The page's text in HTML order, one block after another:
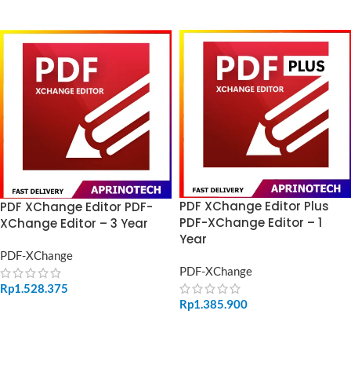
PDF XChange Editor PDF-
XChange Editor – 3 Year
PDF-XChange
Rp1.528.375
PDF XChange Editor Plus
PDF-XChange Editor – 1
Year
PDF-XChange
Rp1.385.900